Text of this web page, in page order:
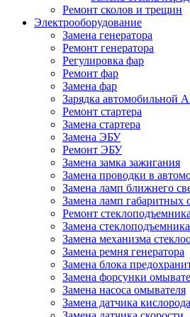
Ремонт сколов и трещин
Электрооборудование
Замена генератора
Ремонт генератора
Регулировка фар
Ремонт фар
Замена фар
Зарядка автомобильной
Ремонт стартера
Замена стартера
Замена ЭБУ
Ремонт ЭБУ
Замена замка зажигания
Замена проводки в
Замена ламп ближнего
Замена ламп габаритных
Ремонт стеклоподъемника
Замена стеклоподъемника
Замена механизма
Замена ремня генератора
Замена блока
Замена форсунки
Замена насоса омывателя
Замена датчика кислорода